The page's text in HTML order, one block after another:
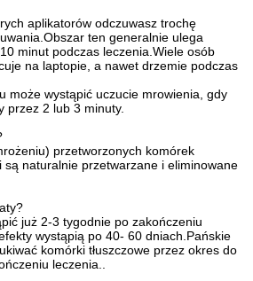
aplikatorów odczuwasz trochę
ten generalnie ulega
minut podczas leczenia.Wiele osób
na laptopie, a nawet drzemie podczas
może wystąpić uczucie mrowienia, gdy
przez 2 lub 3 minuty.
przetworzonych komórek
są naturalnie przetwarzane i eliminowane
już 2-3 tygodnie po zakończeniu
wystąpią po 40- 60 dniach.Pańskie
komórki tłuszczowe przez okres do
leczenia..